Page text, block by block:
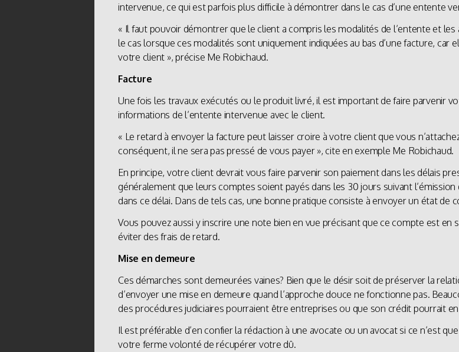
intervenue, ce qui est parfois plus difficile à démontrer dans le cas d’une entente
« Il faut pouvoir démontrer que le client a compris les modalités de l’entente et
le cas lorsque ces modalités sont uniquement indiquées au bas d’une facture, car
votre client », précise Me Robichaud.
Facture
Une fois les travaux exécutés ou le produit livré, il est important de faire parvenir
informations de l’entente intervenue avec le client.
« Le retard à envoyer la facture peut laisser croire à votre client que vous
conséquent, il ne sera pas pressé de vous payer », cite en exemple Me Robichaud.
En principe, votre client devrait vous faire parvenir son paiement dans les délais
généralement que leurs comptes soient payés dans les 30 jours suivant
dans ce délai. Dans de tels cas, une bonne pratique consiste à envoyer un état de
Vous pouvez aussi y inscrire une note bien en vue précisant que ce compte est en
éviter des frais de retard.
Mise en demeure
Ces démarches sont demeurées vaines? Bien que le désir soit de préserver la
d’envoyer une mise en demeure quand l’approche douce ne fonctionne pas.
des procédures judiciaires pourraient être entreprises ou que son crédit pourrait
Il est préférable d’en confier la rédaction à une avocate ou un avocat si ce n’est
votre ferme volonté de récupérer votre dû.